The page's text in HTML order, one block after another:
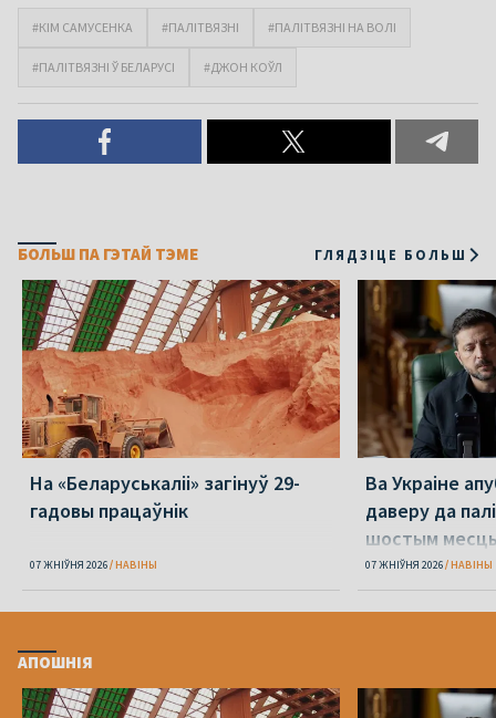
#КІМ САМУСЕНКА #ПАЛІТВЯЗНІ #ПАЛІТВЯЗНІ НА ВОЛІ
#ПАЛІТВЯЗНІ Ў БЕЛАРУСІ #ДЖОН КОЎЛ
БОЛЬШ ПА ГЭТАЙ ТЭМЕ ГЛЯДЗІЦЕ БОЛЬШ
На «Беларуськаліі» загінуў 29-
гадовы працаўнік
07 ЖНІЎНЯ 2026 НАВІНЫ
Ва Украіне
даверу да
шостым
07 ЖНІЎНЯ 2026 НАВІНЫ
АПОШНІЯ